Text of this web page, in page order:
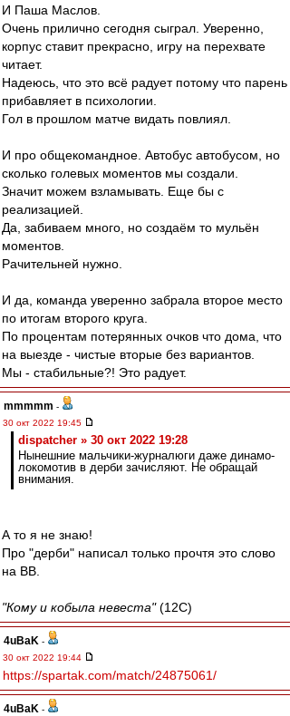
И Паша Маслов.
Очень прилично сегодня сыграл. Уверенно,
корпус ставит прекрасно, игру на перехвате
читает.
Надеюсь, что это всё радует потому что парень
прибавляет в психологии.
Гол в прошлом матче видать повлиял.
И про общекомандное. Автобус автобусом, но
сколько голевых моментов мы создали.
Значит можем взламывать. Еще бы с
реализацией.
Да, забиваем много, но создаём то мульён
моментов.
Рачительней нужно.
И да, команда уверенно забрала второе место
по итогам второго круга.
По процентам потерянных очков что дома, что
на выезде - чистые вторые без вариантов.
Мы - стабильные?! Это радует.
mmmmm -
30 окт 2022 19:45
dispatcher » 30 окт 2022 19:28
Нынешние мальчики-журналюги даже динамо-
локомотив в дерби зачисляют. Не обращай
внимания.
А то я не знаю!
Про "дерби" написал только прочтя это слово
на ВВ.
"Кому и кобыла невеста"(12С)
4uBaK -
30 окт 2022 19:44
https://spartak.com/match/24875061/
4uBaK -